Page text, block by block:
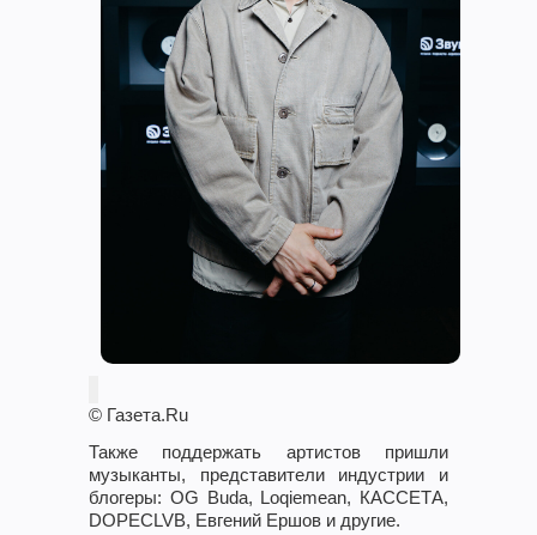
© Газета.Ru
Также поддержать артистов пришли
музыканты, представители индустрии и
блогеры: OG Buda, Loqiemean, КАССЕТА,
DOPECLVB, Евгений Ершов и другие.